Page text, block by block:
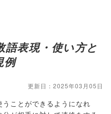
語表現・使い方と
例
更新日：2025年03月05日
うことができるようになれ